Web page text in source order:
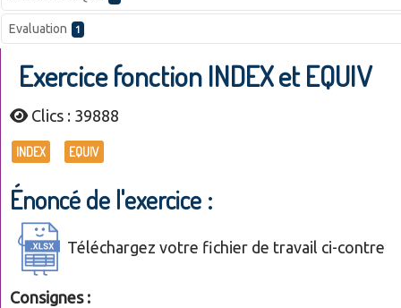
Evaluation 1
Exercice fonction INDEX et EQUIV
Clics : 39888
INDEX EQUIV
Énoncé de l'exercice :
Téléchargez votre fichier de travail ci-contre
Consignes :